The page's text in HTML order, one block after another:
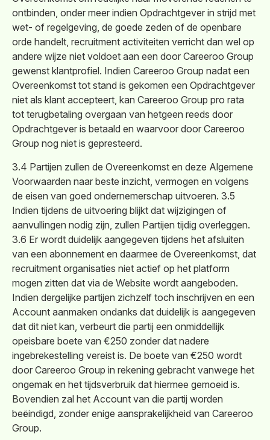
ontbinden, onder meer indien Opdrachtgever in strijd met
wet- of regelgeving, de goede zeden of de openbare
orde handelt, recruitment activiteiten verricht dan wel op
andere wijze niet voldoet aan een door Careeroo Group
gewenst klantprofiel. Indien Careeroo Group nadat een
Overeenkomst tot stand is gekomen een Opdrachtgever
niet als klant accepteert, kan Careeroo Group pro rata
tot terugbetaling overgaan van hetgeen reeds door
Opdrachtgever is betaald en waarvoor door Careeroo
Group nog niet is gepresteerd.
3.4 Partijen zullen de Overeenkomst en deze Algemene
Voorwaarden naar beste inzicht, vermogen en volgens
de eisen van goed ondernemerschap uitvoeren. 3.5
Indien tijdens de uitvoering blijkt dat wijzigingen of
aanvullingen nodig zijn, zullen Partijen tijdig overleggen.
3.6 Er wordt duidelijk aangegeven tijdens het afsluiten
van een abonnement en daarmee de Overeenkomst, dat
recruitment organisaties niet actief op het platform
mogen zitten dat via de Website wordt aangeboden.
Indien dergelijke partijen zichzelf toch inschrijven en een
Account aanmaken ondanks dat duidelijk is aangegeven
dat dit niet kan, verbeurt die partij een onmiddellijk
opeisbare boete van €250 zonder dat nadere
ingebrekestelling vereist is. De boete van €250 wordt
door Careeroo Group in rekening gebracht vanwege het
ongemak en het tijdsverbruik dat hiermee gemoeid is.
Bovendien zal het Account van die partij worden
beëindigd, zonder enige aansprakelijkheid van Careeroo
Group.